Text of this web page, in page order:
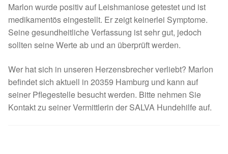
Info Broschüre – SALVA Hundehilfe e.V.
Glückliche Fellnasen
Happy End Stories
Regenbogenbrücke
Marlon wurde positiv auf Leishmaniose getestet und ist
medikamentös eingestellt. Er zeigt keinerlei Symptome.
Seine gesundheitliche Verfassung ist sehr gut, jedoch
sollten seine Werte ab und an überprüft werden.
Wer hat sich in unseren Herzensbrecher verliebt? Marlon
befindet sich aktuell in 20359 Hamburg und kann auf
seiner Pflegestelle besucht werden. Bitte nehmen Sie
Kontakt zu seiner Vermittlerin der SALVA Hundehilfe auf.